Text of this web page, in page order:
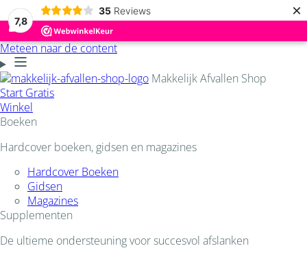
7,8
35 Reviews ×
Meteen naar de content
Makkelijk Afvallen Shop
Start Gratis
Winkel
Boeken
Hardcover boeken, gidsen en magazines
Hardcover Boeken
Gidsen
Magazines
Supplementen
De ultieme ondersteuning voor succesvol afslanken